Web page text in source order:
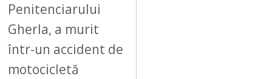
Penitenciarului
Gherla, a murit
într-un accident de
motocicletă